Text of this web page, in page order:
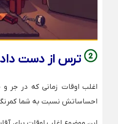
ترس از دست
اغلب اوقات زمانی که در جر
احساساتش نسبت به شما کمرنگ